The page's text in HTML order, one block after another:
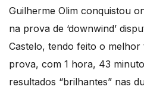
Guilherme Olim conquistou
na prova de ‘downwind’
Castelo, tendo feito o
prova, com 1 hora, 43
resultados “brilhantes” nas